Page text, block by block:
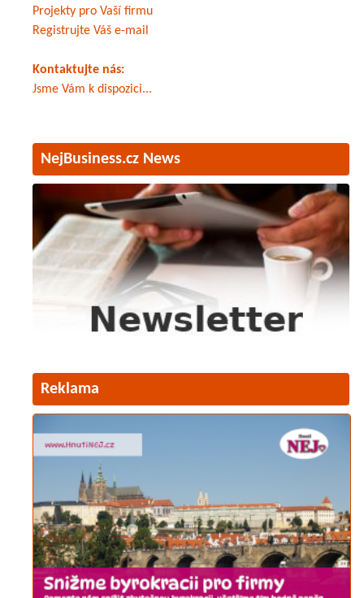
Projekty pro Vaší firmu
Registrujte Váš e-mail
Kontaktujte nás:
Jsme Vám k dispozici...
NejBusiness.cz News
Reklama